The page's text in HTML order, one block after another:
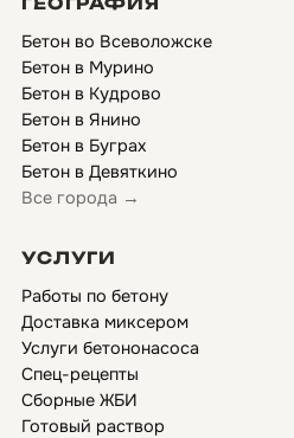
Бетон во Всеволожске
Бетон в Мурино
Бетон в Кудрово
Бетон в Янино
Бетон в Буграх
Бетон в Девяткино
Все города →
УСЛУГИ
Работы по бетону
Доставка миксером
Услуги бетононасоса
Спец-рецепты
Сборные ЖБИ
Готовый раствор